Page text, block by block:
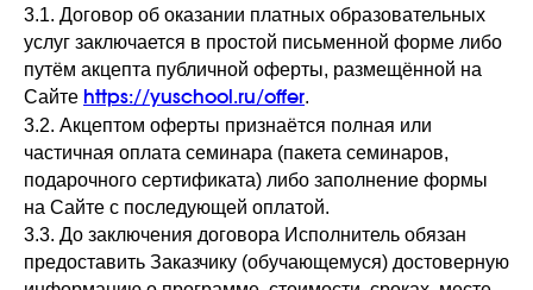
3.1. Договор об оказании платных образовательных
услуг заключается в простой письменной форме либо
путём акцепта публичной оферты, размещённой на
Сайте https://yuschool.ru/offer.
3.2. Акцептом оферты признаётся полная или
частичная оплата семинара (пакета семинаров,
подарочного сертификата) либо заполнение формы
на Сайте с последующей оплатой.
3.3. До заключения договора Исполнитель обязан
предоставить Заказчику (обучающемуся) достоверную